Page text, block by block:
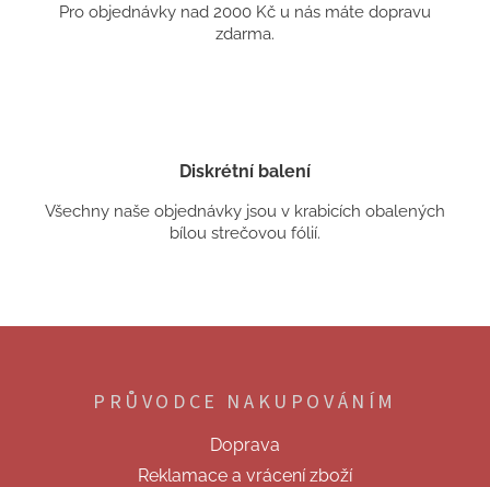
Pro objednávky nad 2000 Kč u nás máte dopravu
zdarma.
Diskrétní balení
Všechny naše objednávky jsou v krabicích obalených
bílou strečovou fólií.
PRŮVODCE NAKUPOVÁNÍM
Doprava
Reklamace a vrácení zboží